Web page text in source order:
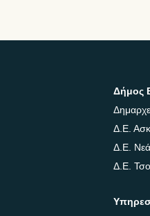
Δήμος
Δ.Ε.
Δ.Ε.
Δ.Ε.